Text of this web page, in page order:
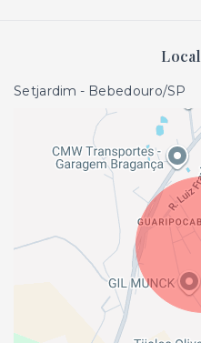
Setjardim - Bebedouro/SP